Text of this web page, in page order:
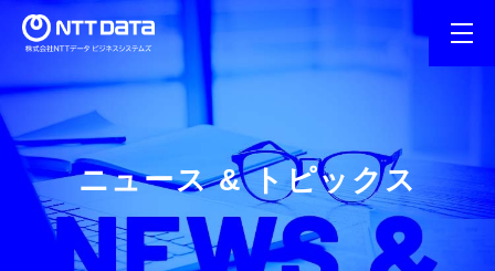
ニュース & トピックス